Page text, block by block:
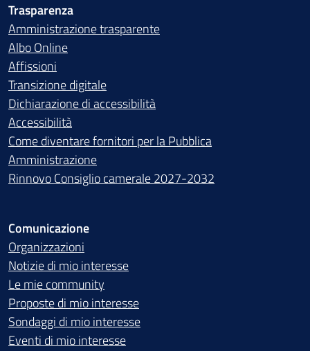
Trasparenza
Amministrazione trasparente
Albo Online
Affissioni
Transizione digitale
Dichiarazione di accessibilità
Accessibilità
Come diventare fornitori per la Pubblica
Amministrazione
Rinnovo Consiglio camerale 2027-2032
Comunicazione
Organizzazioni
Notizie di mio interesse
Le mie community
Proposte di mio interesse
Sondaggi di mio interesse
Eventi di mio interesse